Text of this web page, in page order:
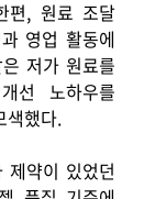
편, 원료 조달
영업 활동에
저가 원료를
선 노하우를
색했다.
약이 있었던